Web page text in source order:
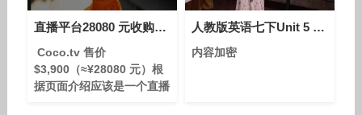
直播平台28080 元收购coco.tv
Coco.tv 售价
$3,900（≈¥28080 元）根
据页面介绍应该是一个直播
人教版英语七下Unit 5 Section B（Animals）教学视频实录（杨青）
内容加密